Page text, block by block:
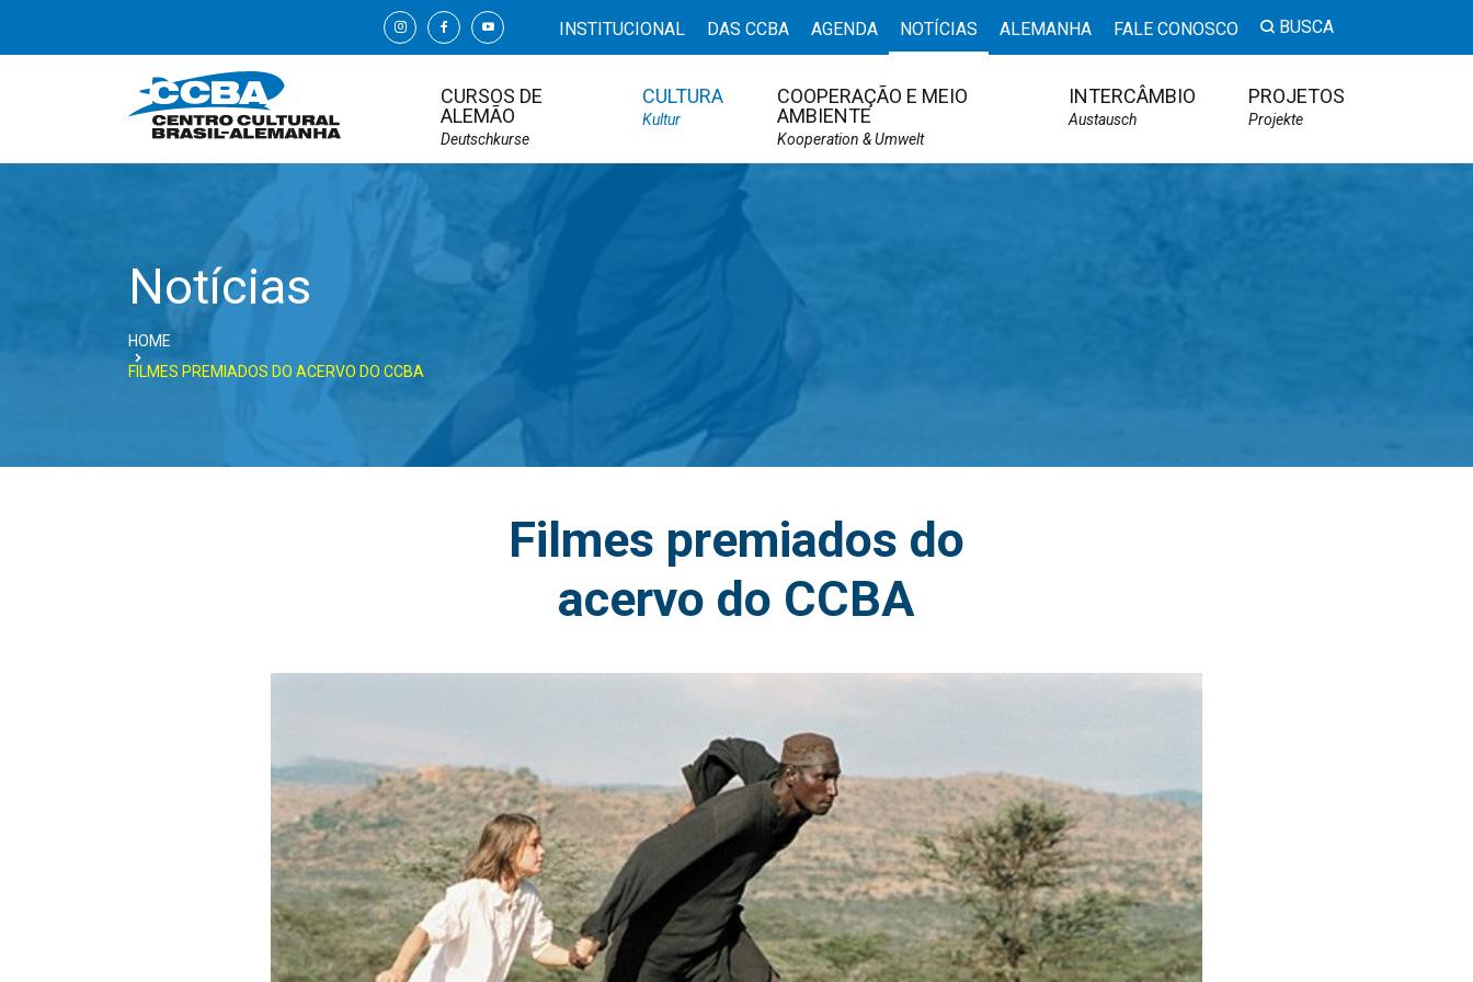
INSTITUCIONAL DAS CCBA AGENDA NOTÍCIAS ALEMANHA FALE CONOSCO BUSCA
CURSOS DE
ALEMÃO
Deutschkurse
CULTURA
Kultur
COOPERAÇÃO E MEIO
AMBIENTE
Kooperation & Umwelt
INTERCÂMBIO
Austausch
PROJETOS
Projekte
Notícias
HOME
FILMES PREMIADOS DO ACERVO DO CCBA
Filmes premiados do
acervo do CCBA